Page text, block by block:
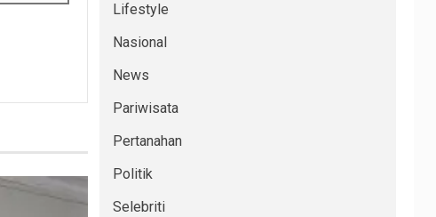
Lifestyle
Nasional
News
Pariwisata
Pertanahan
Politik
Selebriti